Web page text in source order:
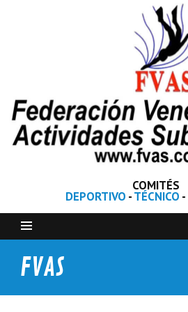
COMITÉS
DEPORTIVO -TÉCNICO -
FVAS